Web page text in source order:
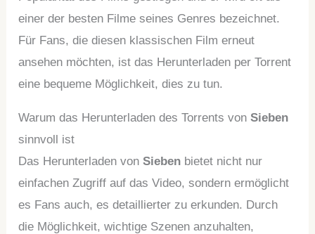
einer der besten Filme seines Genres bezeichnet.
Für Fans, die diesen klassischen Film erneut
ansehen möchten, ist das Herunterladen per Torrent
eine bequeme Möglichkeit, dies zu tun.
Warum das Herunterladen des Torrents vonSieben
sinnvoll ist
Das Herunterladen vonSieben bietet nicht nur
einfachen Zugriff auf das Video, sondern ermöglicht
es Fans auch, es detaillierter zu erkunden. Durch
die Möglichkeit, wichtige Szenen anzuhalten,